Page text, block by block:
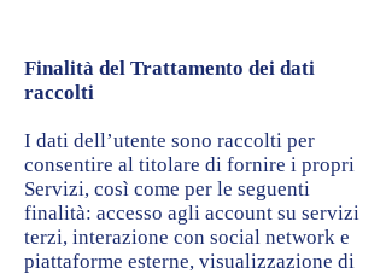
Finalità del Trattamento dei dati
raccolti
I dati dell’utente sono raccolti per
consentire al titolare di fornire i propri
Servizi, così come per le seguenti
finalità: accesso agli account su servizi
terzi, interazione con social network e
piattaforme esterne, visualizzazione di